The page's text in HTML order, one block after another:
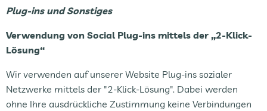
Plug-ins und Sonstiges
Verwendung von Social Plug-ins mittels der „2-Klick-
Lösung“
Wir verwenden auf unserer Website Plug-ins sozialer
Netzwerke mittels der "2-Klick-Lösung". Dabei werden
ohne Ihre ausdrückliche Zustimmung keine Verbindungen